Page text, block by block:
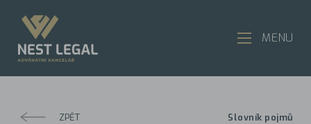
ZPĚT Slovník pojmů
MENU